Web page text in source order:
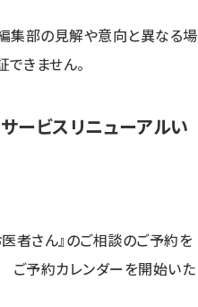
集部の見解や意向と異なる場
きません。
ービスリニューアルい
者さん』のご相談のご予約を
ご予約カレンダーを開始いた